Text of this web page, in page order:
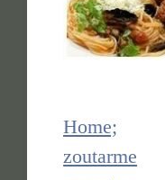
Home;
zoutarme